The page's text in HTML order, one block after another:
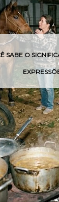
O ASFALTO
PODERIA
PATAS